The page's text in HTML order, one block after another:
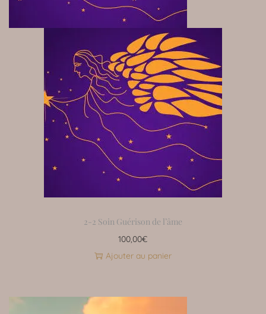
2-2 Soin Guérison de l’âme
100,00€
Ajouter au panier